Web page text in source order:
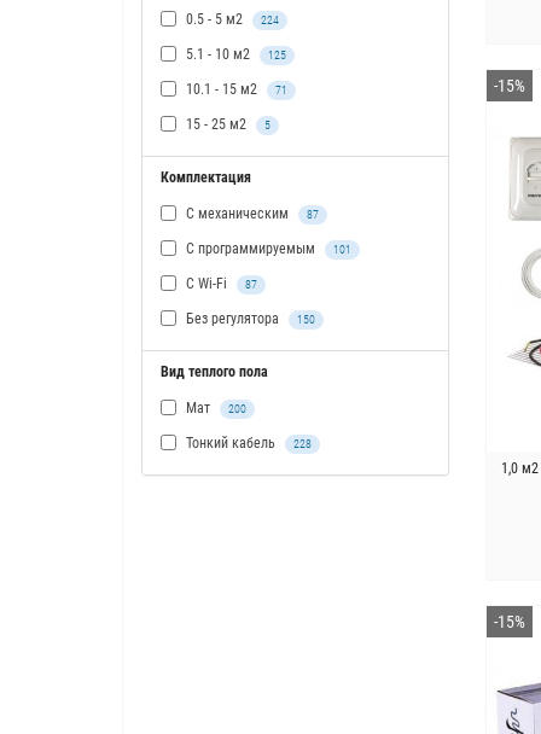
0.5 - 5 м2 224
5.1 - 10 м2 125
10.1 - 15 м2 71
15 - 25 м2 5
Комплектация
С механическим 87
С программируемым 101
С Wi-Fi 87
Без регулятора 150
Вид теплого пола
Мат 200
Тонкий кабель 228
-15%
1,0
-15%